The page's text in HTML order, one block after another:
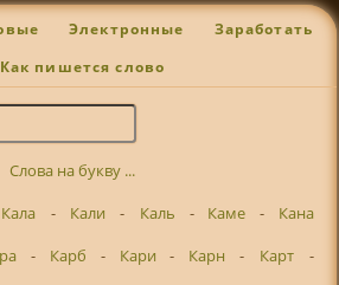
Электронные Заработать
Как пишется слово
Слова на букву ...
Кала - Кали - Каль - Каме -
Кана
- Карб - Кари - Карн - Карт
-